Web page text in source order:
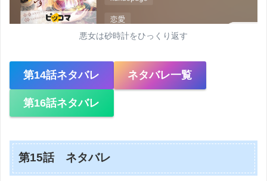
悪女は砂時計をひっくり返す
第14話ネタバレ ネタバレ一覧
第16話ネタバレ
第15話 ネタバレ